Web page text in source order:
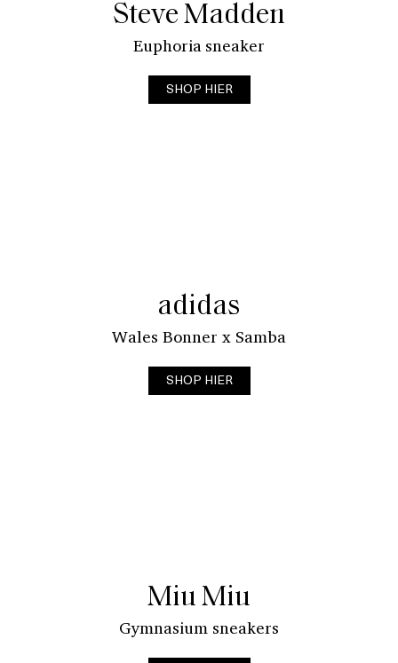
Steve Madden
Euphoria sneaker
SHOP HIER
adidas
Wales Bonner x Samba
SHOP HIER
Miu Miu
Gymnasium sneakers